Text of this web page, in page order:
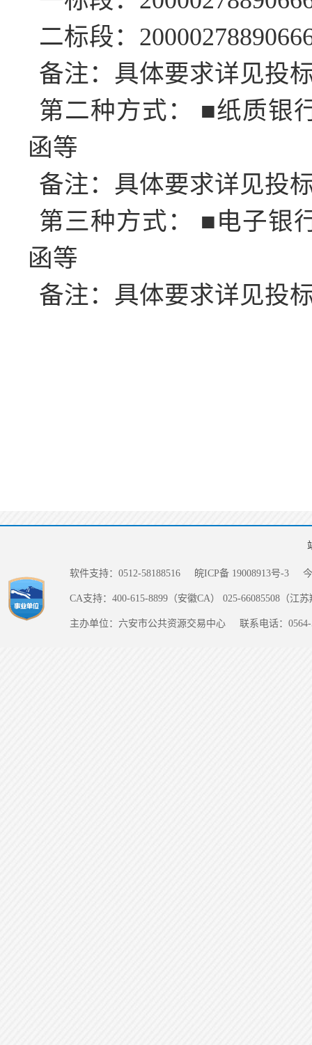
二标段：
备注：具体要求详见投
第二种方式：
■纸质银
函等
备注：具体要求详见投
第三种方式：
■电子银
函等
备注：具体要求详见投
软件支持：0512-58188516 皖ICP备 19008913号-3
CA支持：400-615-8899（安徽CA） 025-66085508（江
主办单位：六安市公共资源交易中心 联系电话：0564-